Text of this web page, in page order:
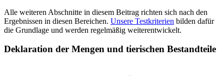
Alle weiteren Abschnitte in diesem Beitrag richten sich nach den
Ergebnissen in diesen Bereichen. Unsere Testkriterien bilden dafür
die Grundlage und werden regelmäßig weiterentwickelt.
Deklaration der Mengen und tierischen Bestandteile